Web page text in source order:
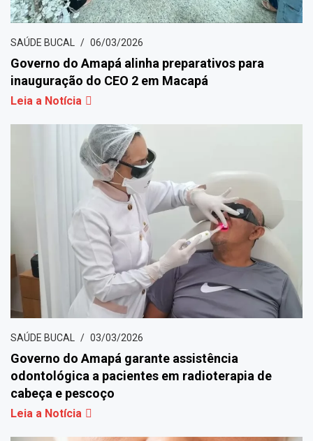
SAÚDE BUCAL 06/03/2026
Governo do Amapá alinha preparativos para
inauguração do CEO 2 em Macapá
Leia a Notícia
SAÚDE BUCAL 03/03/2026
Governo do Amapá garante assistência
odontológica a pacientes em radioterapia de
cabeça e pescoço
Leia a Notícia